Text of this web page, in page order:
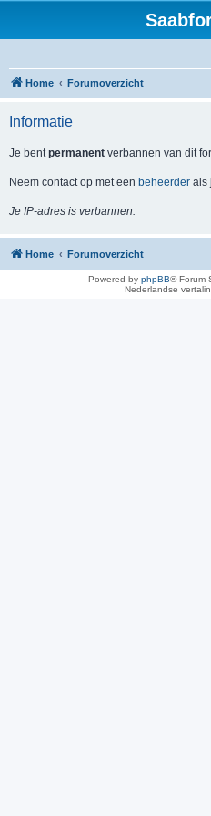
Home Forumoverzicht
Informatie
Je bentpermanent verbannen van dit
Neem contact op met een beheerder als
Je IP-adres is verbannen.
Home Forumoverzicht
Powered by phpBB® Forum
Nederlandse